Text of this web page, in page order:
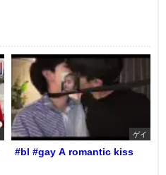
ゲイ
#bl #gay A romantic kiss